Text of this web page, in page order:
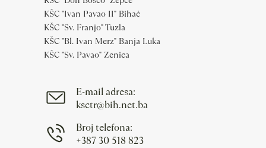
KŠC "Ivan Pavao II" Bihać
KŠC "Sv. Franjo" Tuzla
KŠC "Bl. Ivan Merz" Banja Luka
KŠC "Sv. Pavao" Zenica
E-mail adresa:
ksctr@bih.net.ba
Broj telefona:
+387 30 518 823